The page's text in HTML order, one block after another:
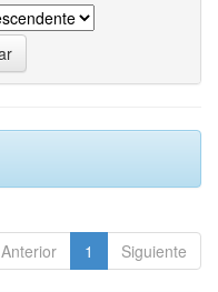
Anterior 1 Siguiente